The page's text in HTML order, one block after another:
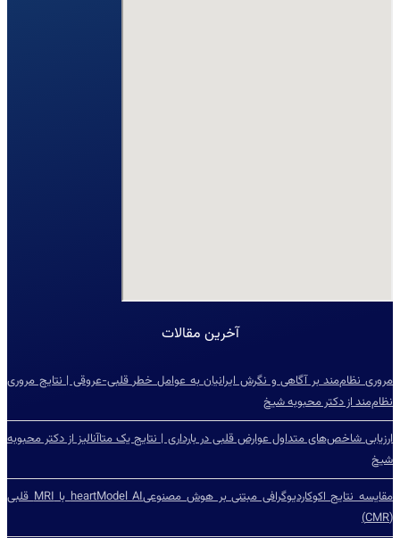
آخرین مقالات
مروری نظام‌مند بر آگاهی و نگرش ایرانیان به عوامل خطر قلبی-عروقی | نتایج مروری
نظام‌مند از دکتر محبوبه شیخ
ارزیابی شاخص‌‌های متداول عوارض قلبی در بارداری | نتایج یک متاآنالیز از دکتر محبوبه
شیخ
مقایسه نتایج اکوکاردیوگرافی مبتنی بر هوش مصنوعیheartModel AI با MRI قلبی
(CMR)